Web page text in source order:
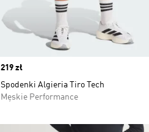
Price
219 zł
Spodenki Algieria Tiro Tech
Męskie Performance